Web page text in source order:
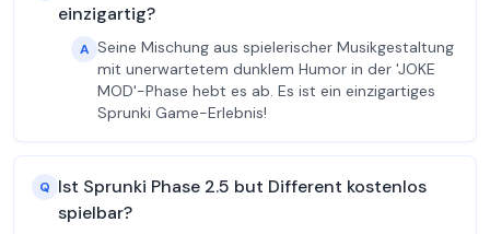
einzigartig?
A Seine Mischung aus spielerischer Musikgestaltung
mit unerwartetem dunklem Humor in der 'JOKE
MOD'-Phase hebt es ab. Es ist ein einzigartiges
Sprunki Game-Erlebnis!
Q Ist Sprunki Phase 2.5 but Different kostenlos
spielbar?